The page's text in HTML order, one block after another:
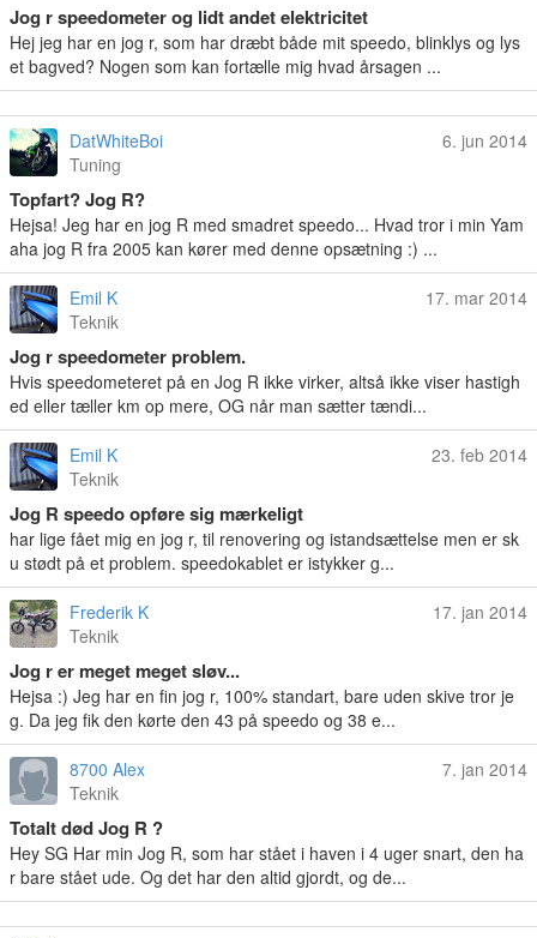
Jog r speedometer og lidt andet elektricitet
Hej jeg har en jog r, som har dræbt både mit speedo, blinklys og lys
et bagved? Nogen som kan fortælle mig hvad årsagen ...
DatWhiteBoi
Tuning
6. jun 2014
Topfart? Jog R?
Hejsa! Jeg har en jog R med smadret speedo... Hvad tror i min Yam
aha jog R fra 2005 kan kører med denne opsætning :) ...
Emil K
Teknik
17. mar 2014
Jog r speedometer problem.
Hvis speedometeret på en Jog R ikke virker, altså ikke viser hastigh
ed eller tæller km op mere, OG når man sætter tændi...
Emil K
Teknik
23. feb 2014
Jog R speedo opføre sig mærkeligt
har lige fået mig en jog r, til renovering og istandsættelse men er sk
u stødt på et problem. speedokablet er istykker g...
Frederik K
Teknik
17. jan 2014
Jog r er meget meget sløv...
Hejsa :) Jeg har en fin jog r, 100% standart, bare uden skive tror je
g. Da jeg fik den kørte den 43 på speedo og 38 e...
8700 Alex
Teknik
7. jan 2014
Totalt død Jog R ?
Hey SG Har min Jog R, som har stået i haven i 4 uger snart, den ha
r bare stået ude. Og det har den altid gjordt, og de...